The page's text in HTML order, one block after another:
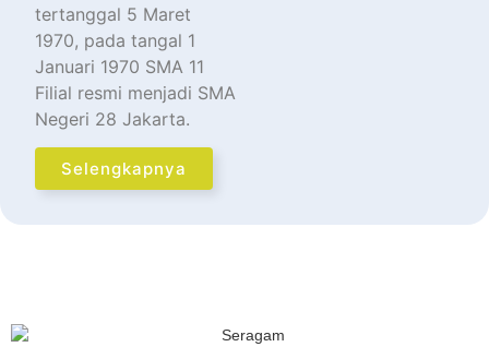
tertanggal 5 Maret
1970, pada tangal 1
Januari 1970 SMA 11
Filial resmi menjadi SMA
Negeri 28 Jakarta.
Selengkapnya